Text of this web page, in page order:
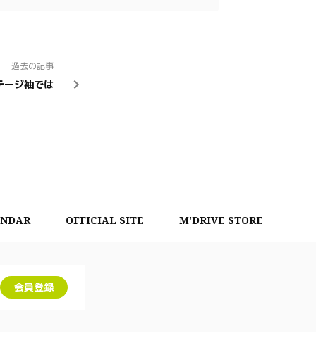
過去の記事
ージ袖では
OFFICIAL SITE M'DRIVE STORE
会員登録